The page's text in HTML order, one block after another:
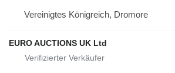
Vereinigtes Königreich, Dromore
EURO AUCTIONS UK Ltd